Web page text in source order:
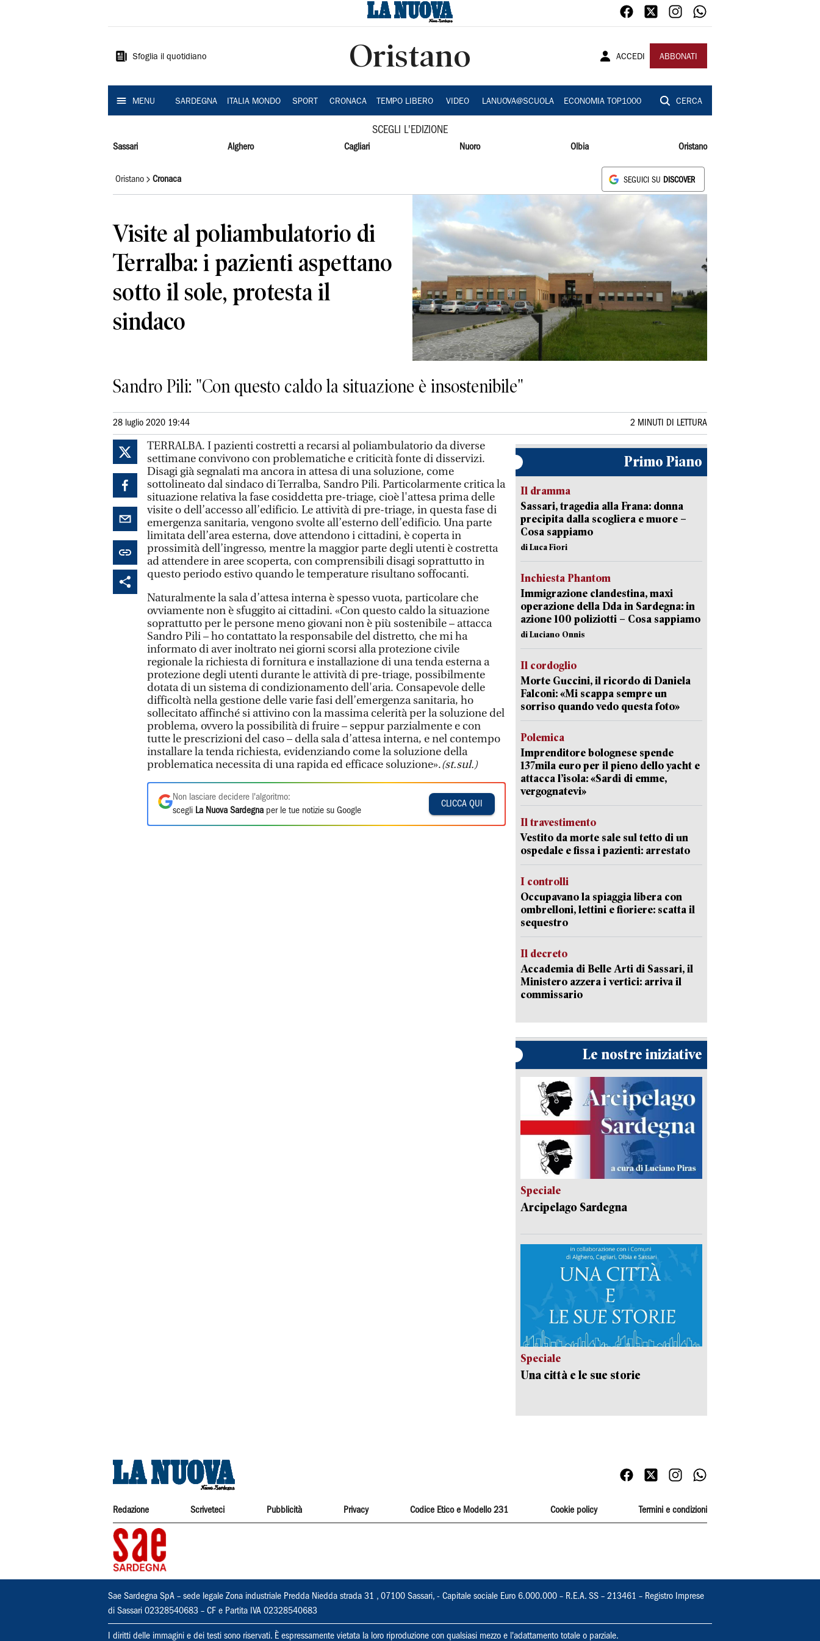
Sardegna
Sfoglia il quotidiano Oristano ACCEDI ABBONATI
MENU SARDEGNA ITALIA MONDO SPORT CRONACA TEMPO LIBERO VIDEO LANUOVA@SCUOLA ECONOMIA TOP1000 CERCA
SCEGLI L'EDIZIONE
Sassari Alghero Cagliari Nuoro Olbia Oristano
Oristano Cronaca SEGUICI SU DISCOVER
Visite al poliambulatorio di
Terralba: i pazienti aspettano
sotto il sole, protesta il
sindaco
Sandro Pili: "Con questo caldo la situazione è insostenibile"
28 luglio 2020 19:44 2 MINUTI DI LETTURA
TERRALBA. I pazienti costretti a recarsi al poliambulatorio da diverse
settimane convivono con problematiche e criticità fonte di disservizi.
Disagi già segnalati ma ancora in attesa di una soluzione, come
sottolineato dal sindaco di Terralba, Sandro Pili. Particolarmente critica la
situazione relativa la fase cosiddetta pre-triage, cioè l'attesa prima delle
visite o dell’accesso all’edificio. Le attività di pre-triage, in questa fase di
emergenza sanitaria, vengono svolte all’esterno dell’edificio. Una parte
limitata dell’area esterna, dove attendono i cittadini, è coperta in
prossimità dell’ingresso, mentre la maggior parte degli utenti è costretta
ad attendere in aree scoperta, con comprensibili disagi soprattutto in
questo periodo estivo quando le temperature risultano soffocanti.
Naturalmente la sala d’attesa interna è spesso vuota, particolare che
ovviamente non è sfuggito ai cittadini. «Con questo caldo la situazione
soprattutto per le persone meno giovani non è più sostenibile – attacca
Sandro Pili – ho contattato la responsabile del distretto, che mi ha
informato di aver inoltrato nei giorni scorsi alla protezione civile
regionale la richiesta di fornitura e installazione di una tenda esterna a
protezione degli utenti durante le attività di pre-triage, possibilmente
dotata di un sistema di condizionamento dell'aria. Consapevole delle
difficoltà nella gestione delle varie fasi dell’emergenza sanitaria, ho
sollecitato affinché si attivino con la massima celerità per la soluzione del
problema, ovvero la possibilità di fruire – seppur parzialmente e con
tutte le prescrizioni del caso – della sala d’attesa interna, e nel contempo
installare la tenda richiesta, evidenziando come la soluzione della
problematica necessita di una rapida ed efficace soluzione».(st.sul.)
Non lasciare decidere l'algoritmo:
scegli La Nuova Sardegna per le tue notizie su Google
CLICCA QUI
Primo Piano
Il dramma
Sassari, tragedia alla Frana: donna
precipita dalla scogliera e muore –
Cosa sappiamo
di Luca Fiori
Inchiesta Phantom
Immigrazione clandestina, maxi
operazione della Dda in Sardegna: in
azione 100 poliziotti – Cosa sappiamo
di Luciano Onnis
Il cordoglio
Morte Guccini, il ricordo di Daniela
Falconi: «Mi scappa sempre un
sorriso quando vedo questa foto»
Polemica
Imprenditore bolognese spende
137mila euro per il pieno dello yacht e
attacca l’isola: «Sardi di emme,
vergognatevi»
Il travestimento
Vestito da morte sale sul tetto di un
ospedale e fissa i pazienti: arrestato
I controlli
Occupavano la spiaggia libera con
ombrelloni, lettini e fioriere: scatta il
sequestro
Il decreto
Accademia di Belle Arti di Sassari, il
Ministero azzera i vertici: arriva il
commissario
Le nostre iniziative
Speciale
Arcipelago Sardegna
Speciale
Una città e le sue storie
Redazione Scriveteci Pubblicità Privacy Codice Etico e Modello 231 Cookie policy Termini e condizioni
Sae Sardegna SpA – sede legale Zona industriale Predda Niedda strada 31 , 07100 Sassari, - Capitale sociale Euro 6.000.000 – R.E.A. SS – 213461 – Registro Imprese
di Sassari 02328540683 – CF e Partita IVA 02328540683
I diritti delle immagini e dei testi sono riservati. È espressamente vietata la loro riproduzione con qualsiasi mezzo e l'adattamento totale o parziale.